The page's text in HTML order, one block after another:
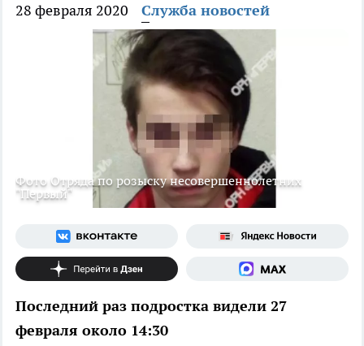
28 февраля 2020 Служба новостей
Фото Отряда по розыску несовершеннолетних
"Первый"
Последний раз подростка видели 27
февраля около 14:30